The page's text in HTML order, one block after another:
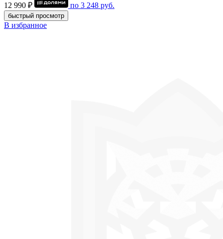
12 990 ₽
по 3 248 руб.
быстрый просмотр
В избранное